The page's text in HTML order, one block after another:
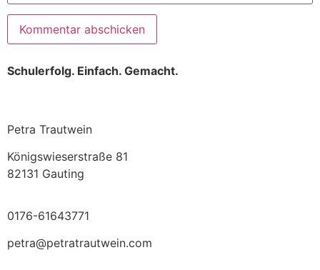
Schulerfolg. Einfach. Gemacht.
Petra Trautwein
Königswieserstraße 81
82131 Gauting
0176-61643771
petra@petratrautwein.com